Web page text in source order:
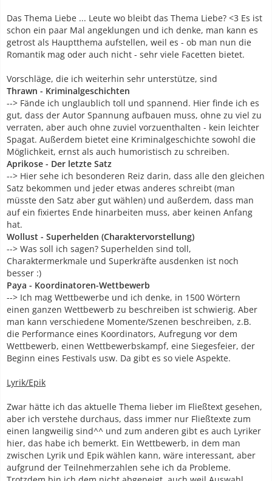
Das Thema Liebe ... Leute wo bleibt das Thema Liebe? <3 Es ist
schon ein paar Mal angeklungen und ich denke, man kann es
getrost als Hauptthema aufstellen, weil es - ob man nun die
Romantik mag oder auch nicht - sehr viele Facetten bietet.
Vorschläge, die ich weiterhin sehr unterstütze, sind
Thrawn - Kriminalgeschichten
--> Fände ich unglaublich toll und spannend. Hier finde ich es
gut, dass der Autor Spannung aufbauen muss, ohne zu viel zu
verraten, aber auch ohne zuviel vorzuenthalten - kein leichter
Spagat. Außerdem bietet eine Kriminalgeschichte sowohl die
Möglichkeit, ernst als auch humoristisch zu schreiben.
Aprikose - Der letzte Satz
--> Hier sehe ich besonderen Reiz darin, dass alle den gleichen
Satz bekommen und jeder etwas anderes schreibt (man
müsste den Satz aber gut wählen) und außerdem, dass man
auf ein fixiertes Ende hinarbeiten muss, aber keinen Anfang
hat.
Wollust - Superhelden (Charaktervorstellung)
--> Was soll ich sagen? Superhelden sind toll,
Charaktermerkmale und Superkräfte ausdenken ist noch
besser :)
Paya - Koordinatoren-Wettbewerb
--> Ich mag Wettbewerbe und ich denke, in 1500 Wörtern
einen ganzen Wettbewerb zu beschreiben ist schwierig. Aber
man kann verschiedene Momente/Szenen beschreiben, z.B.
die Performance eines Koordinators, Aufregung vor dem
Wettbewerb, einen Wettbewerbskampf, eine Siegesfeier, der
Beginn eines Festivals usw. Da gibt es so viele Aspekte.
Lyrik/Epik
Zwar hätte ich das aktuelle Thema lieber im Fließtext gesehen,
aber ich verstehe durchaus, dass immer nur Fließtexte zum
einen langweilig sind^^ und zum anderen gibt es auch Lyriker
hier, das habe ich bemerkt. Ein Wettbewerb, in dem man
zwischen Lyrik und Epik wählen kann, wäre interessant, aber
aufgrund der Teilnehmerzahlen sehe ich da Probleme.